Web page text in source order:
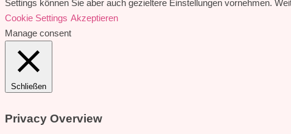
Settings können Sie aber auch gezieltere Einstellungen vornehmen.
Cookie Settings Akzeptieren
Manage consent
Schließen
Privacy Overview